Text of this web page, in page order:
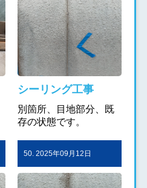
シーリング工事
別箇所、目地部分、既
存の状態です。
50. 2025年09月12日